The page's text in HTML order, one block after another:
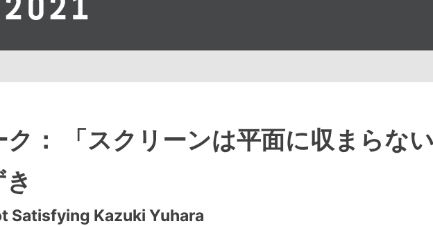
2021
： 「スクリーンは平面に収まらな
Satisfying Kazuki Yuhara